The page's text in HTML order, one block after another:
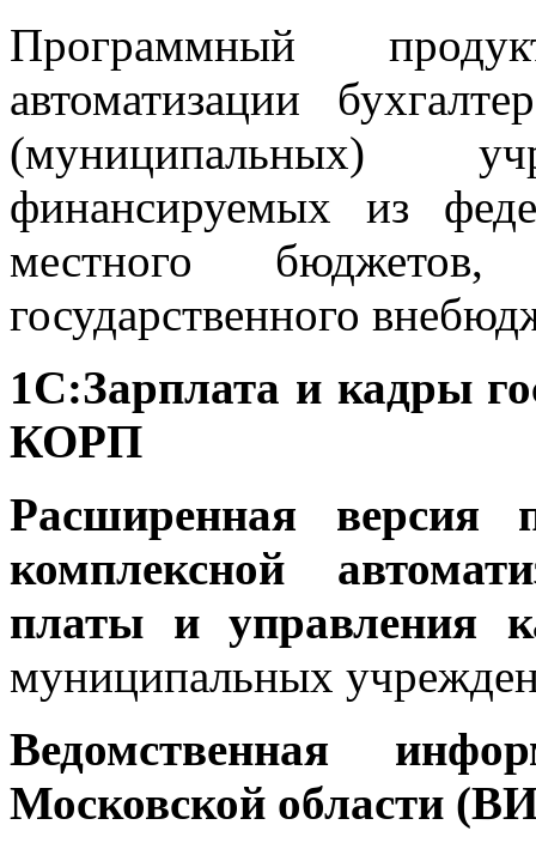
Программный
автоматизации
(муниципальных)
финансируемых из
местного
государственного
1С:Зарплата и кадры
КОРП
Расширенная версия
комплексной
платы и управления
муниципальных
Ведомственная
Московской области